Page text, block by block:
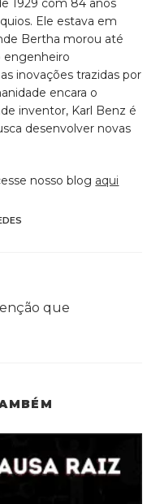
Ele estava em
Bertha morou até
engenheiro
inovações trazidas por
encara o
inventor, Karl Benz é
desenvolver novas
nosso blog aqui
que